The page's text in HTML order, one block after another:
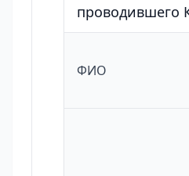
проводившего
ФИО